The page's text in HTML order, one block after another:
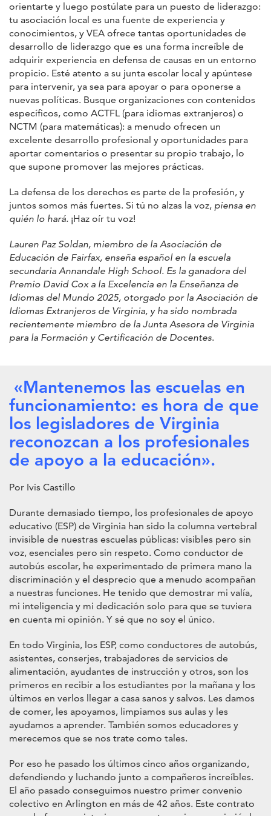
orientarte y luego postúlate para un puesto de liderazgo:
tu asociación local es una fuente de experiencia y
conocimientos, y VEA ofrece tantas oportunidades de
desarrollo de liderazgo que es una forma increíble de
adquirir experiencia en defensa de causas en un entorno
propicio. Esté atento a su junta escolar local y apúntese
para intervenir, ya sea para apoyar o para oponerse a
nuevas políticas. Busque organizaciones con contenidos
específicos, como ACTFL (para idiomas extranjeros) o
NCTM (para matemáticas): a menudo ofrecen un
excelente desarrollo profesional y oportunidades para
aportar comentarios o presentar su propio trabajo, lo
que supone promover las mejores prácticas.
La defensa de los derechos es parte de la profesión, y
juntos somos más fuertes. Si tú no alzas la voz, piensa en
quién lo hará. ¡Haz oír tu voz!
Lauren Paz Soldan, miembro de la Asociación de
Educación de Fairfax, enseña español en la escuela
secundaria Annandale High School. Es la ganadora del
Premio David Cox a la Excelencia en la Enseñanza de
Idiomas del Mundo 2025, otorgado por la Asociación de
Idiomas Extranjeros de Virginia, y ha sido nombrada
recientemente miembro de la Junta Asesora de Virginia
para la Formación y Certificación de Docentes.
«Mantenemos las escuelas en
funcionamiento: es hora de que
los legisladores de Virginia
reconozcan a los profesionales
de apoyo a la educación».
Por Ivis Castillo
Durante demasiado tiempo, los profesionales de apoyo
educativo (ESP) de Virginia han sido la columna vertebral
invisible de nuestras escuelas públicas: visibles pero sin
voz, esenciales pero sin respeto. Como conductor de
autobús escolar, he experimentado de primera mano la
discriminación y el desprecio que a menudo acompañan
a nuestras funciones. He tenido que demostrar mi valía,
mi inteligencia y mi dedicación solo para que se tuviera
en cuenta mi opinión. Y sé que no soy el único.
En todo Virginia, los ESP, como conductores de autobús,
asistentes, conserjes, trabajadores de servicios de
alimentación, ayudantes de instrucción y otros, son los
primeros en recibir a los estudiantes por la mañana y los
últimos en verlos llegar a casa sanos y salvos. Les damos
de comer, les apoyamos, limpiamos sus aulas y les
ayudamos a aprender. También somos educadores y
merecemos que se nos trate como tales.
Por eso he pasado los últimos cinco años organizando,
defendiendo y luchando junto a compañeros increíbles.
El año pasado conseguimos nuestro primer convenio
colectivo en Arlington en más de 42 años. Este contrato